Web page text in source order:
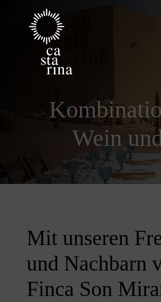
Wein
Mit unseren
und Nachbarn
Finca Son